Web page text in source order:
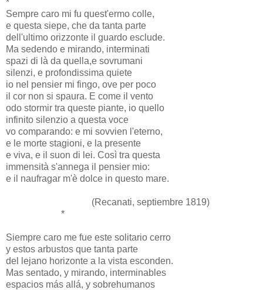
Sempre caro mi fu quest'ermo colle,
e questa siepe, che da tanta parte
dell'ultimo orizzonte il guardo esclude.
Ma sedendo e mirando, interminati
spazi di là da quella,e sovrumani
silenzi, e profondissima quiete
io nel pensier mi fingo, ove per poco
il cor non si spaura. E come il vento
odo stormir tra queste piante, io quello
infinito silenzio a questa voce
vo comparando: e mi sovvien l'eterno,
e le morte stagioni, e la presente
e viva, e il suon di lei. Così tra questa
immensità s'annega il pensier mio:
e il naufragar m'è dolce in questo mare.
(Recanati, septiembre 1819)
*
Siempre caro me fue este solitario cerro
y estos arbustos que tanta parte
del lejano horizonte a la vista esconden.
Mas sentado, y mirando, interminables
espacios más allá, y sobrehumanos